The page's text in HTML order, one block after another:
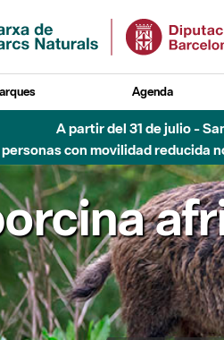
Agenda
A partir del 31 de julio -
con movilidad reducida